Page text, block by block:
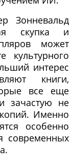
Зонневальд
скупка и
может
культурного
интерес
книги,
все еще
зачастую не
Именно
особенно
современных